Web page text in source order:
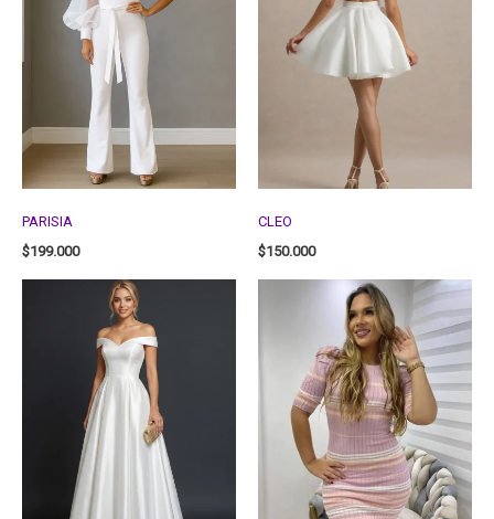
PARISIA
$199.000
CLEO
$150.000